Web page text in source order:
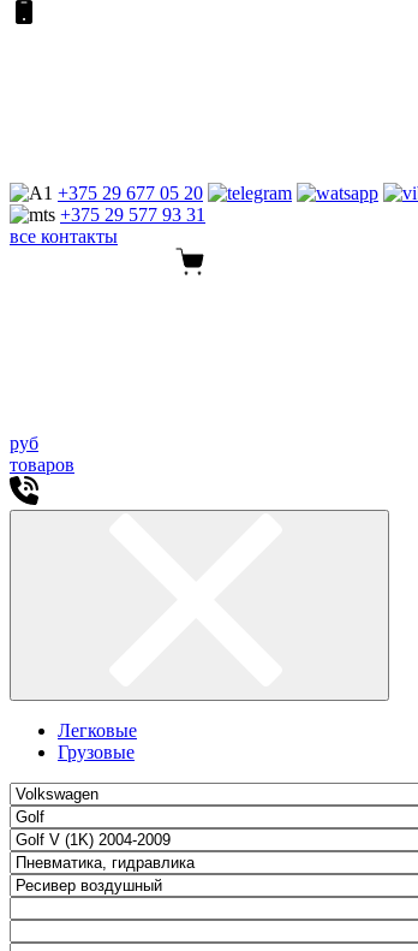
+375 29 677 05 20
+375 29 577 93 31
все контакты
руб
товаров
Легковые
Грузовые